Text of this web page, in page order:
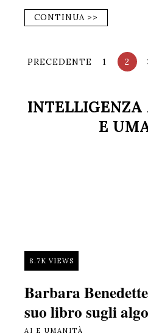
CONTINUA >>
PRECEDENTE 1 2
E
8.7K VIEWS
Barbara
suo libro sugli
AI E UMANITÀ